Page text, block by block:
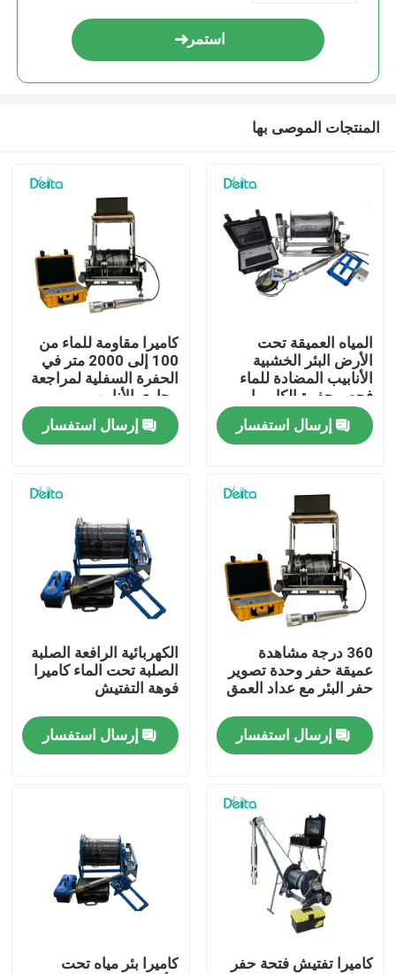
المنتجات
فيديوهات
معلومات عنا
جولة في المعمل
رقابة جودة
اطلب اقتباس
معدات الاختبار الكهربائية
معدات اختبار الحريق
استمر
المنتجات الموصى بها
المياه العميقة تحت
الأرض البئر الخشبية
الأنابيب المضادة للماء
فحص حفرة الكاميرا
إرسال استفسار
كاميرا مقاومة للماء من
100 إلى 2000 متر في
الحفرة السفلية لمراجعة
مجاري الأنابيب
إرسال استفسار
360 درجة مشاهدة
عميقة حفر وحدة تصوير
حفر البئر مع عداد العمق
إرسال استفسار
الكهربائية الرافعة الصلبة
الصلبة تحت الماء كاميرا
فوهة التفتيش
إرسال استفسار
كاميرا تفتيش فتحة حفر
كاميرا بئر مياه تحت